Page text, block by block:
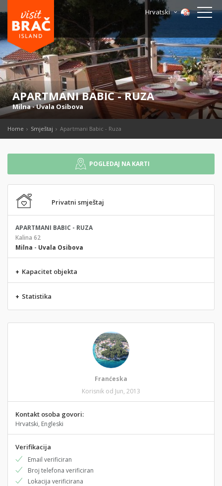
Hrvatski
APARTMANI BABIC - RUZA
Milna-Uvala Osibova
Home Smještaj Apartmani Babic - Ruza
POGLEDAJ NA KARTI
Privatni smještaj
APARTMANI BABIC - RUZA
Kalina 62
Milna - Uvala Osibova
+ Kapacitet objekta
+ Statistika
Franćeska
Korisnik od Jun, 2013
Kontakt osoba govori:
Hrvatski, Engleski
Verifikacija
Email verificiran
Broj telefona verificiran
Lokacija verificirana